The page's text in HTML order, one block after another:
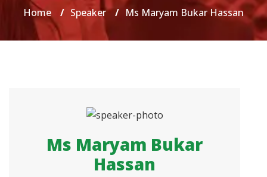
Home / Speaker / Ms Maryam Bukar Hassan
Ms Maryam Bukar
Hassan